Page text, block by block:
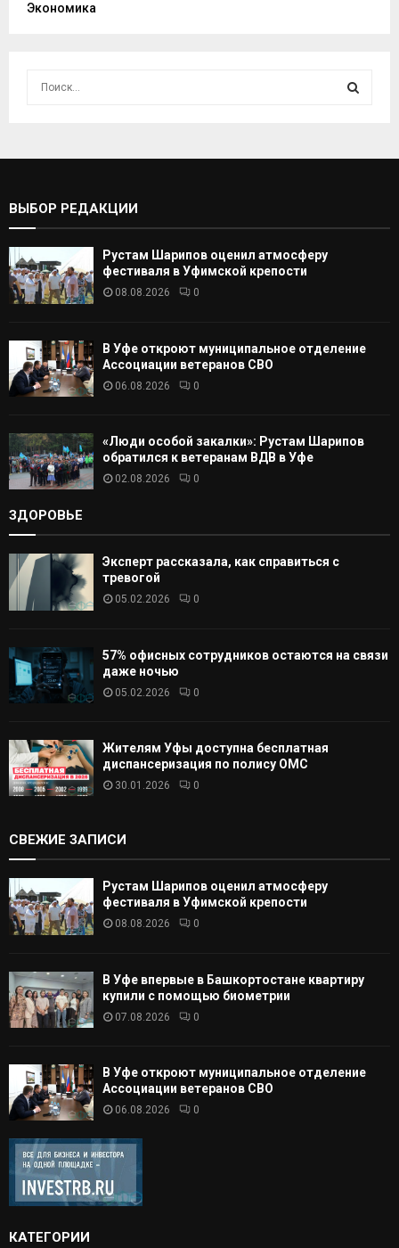
Экономика
С
А
ВЫБОР РЕДАКЦИИ
Рустам Шарипов оценил атмосферу
фестиваля в Уфимской крепости
08.08.2026 0
В Уфе откроют муниципальное отделение
Ассоциации ветеранов СВО
06.08.2026 0
«Люди особой закалки»: Рустам Шарипов
обратился к ветеранам ВДВ в Уфе
02.08.2026 0
ЗДОРОВЬЕ
Эксперт рассказала, как справиться с
тревогой
05.02.2026 0
57% офисных сотрудников остаются на связи
даже ночью
05.02.2026 0
Жителям Уфы доступна бесплатная
диспансеризация по полису ОМС
30.01.2026 0
СВЕЖИЕ ЗАПИСИ
Рустам Шарипов оценил атмосферу
фестиваля в Уфимской крепости
08.08.2026 0
В Уфе впервые в Башкортостане квартиру
купили с помощью биометрии
07.08.2026 0
В Уфе откроют муниципальное отделение
Ассоциации ветеранов СВО
06.08.2026 0
КАТЕГОРИИ